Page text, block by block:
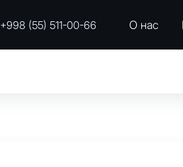
+998 (55) 511-00-66 О нас